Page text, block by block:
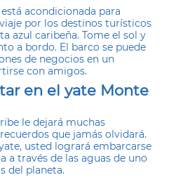
acondicionada para
por los destinos turísticos
azul caribeña. Tome el sol y
a bordo. El barco se puede
de negocios en un
con amigos.
en el yate Monte
le dejará muchas
que jamás olvidará.
usted logrará embarcarse
a través de las aguas de uno
del planeta.